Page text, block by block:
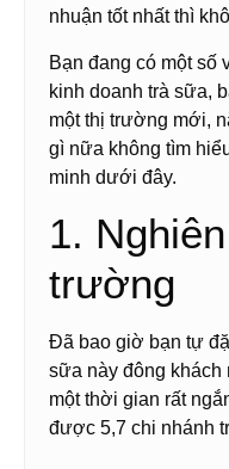
nhuận tốt nhất thì
Bạn đang có một số
kinh doanh trà sữa,
một thị trường mới,
gì nữa không tìm
minh dưới đây.
1.
trường
Đã bao giờ bạn tự
sữa này đông khách
một thời gian rất
được 5,7 chi nhánh